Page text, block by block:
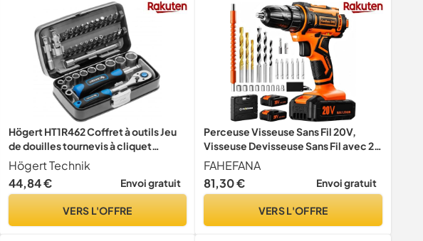
Högert HT1R462 Coffret à outils Jeu
de douilles tournevis à cliquet
Noir/bleu 1/4"
Högert Technik
44,84 €
Envoi gratuit
VERS L'OFFRE
Perceuse Visseuse Sans Fil 20V,
Visseuse Devisseuse Sans Fil avec 2
Batteries 2.0Ah, 42Nm, 25+1
Réglages de Couple, 2 Vitesses, LED,
24 Accessoires et Valise, pour la
FAHEFANA
81,30 €
Envoi gratuit
VERS L'OFFRE